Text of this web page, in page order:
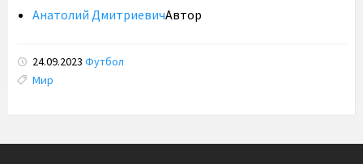
Анатолий ДмитриевичАвтор
24.09.2023 Футбол
Tags:
Мир